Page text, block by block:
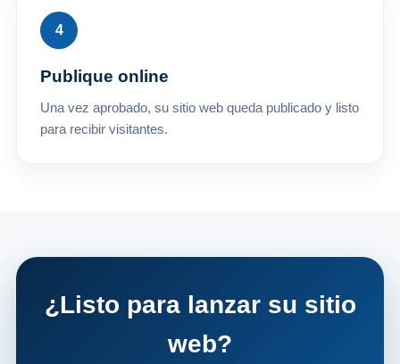
Publique online
Una vez aprobado, su sitio web queda publicado y listo
para recibir visitantes.
¿Listo para lanzar su sitio
web?